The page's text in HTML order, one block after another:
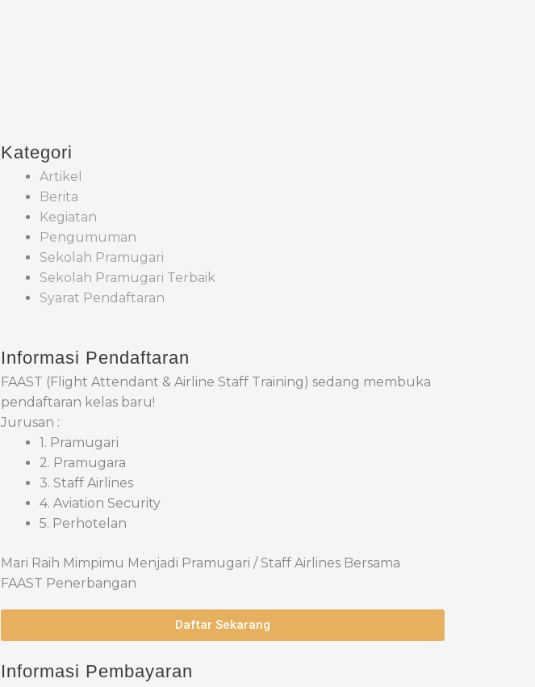
Kategori
Artikel
Berita
Kegiatan
Pengumuman
Sekolah Pramugari
Sekolah Pramugari Terbaik
Syarat Pendaftaran
Informasi Pendaftaran
FAAST (Flight Attendant & Airline Staff Training) sedang membuka
pendaftaran kelas baru!
Jurusan :
1. Pramugari
2. Pramugara
3. Staff Airlines
4. Aviation Security
5. Perhotelan
Mari Raih Mimpimu Menjadi Pramugari / Staff Airlines Bersama
FAAST Penerbangan
Daftar Sekarang
Informasi Pembayaran